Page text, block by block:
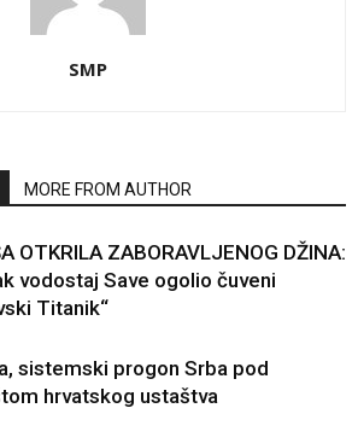
SMP
MORE FROM AUTHOR
OTKRILA ZABORAVLJENOG DŽINA:
vodostaj Save ogolio čuveni
Titanik“
sistemski progon Srba pod
hrvatskog ustaštva